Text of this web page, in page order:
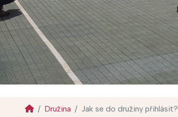
Družina Jak se do družiny přihlásit?